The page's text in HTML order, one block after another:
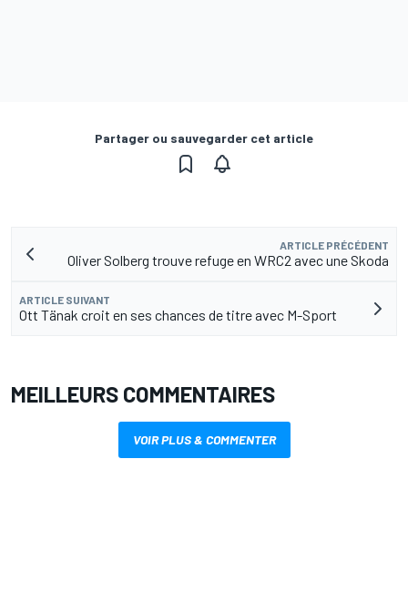
Partager ou sauvegarder cet article
ARTICLE PRÉCÉDENT
Oliver Solberg trouve refuge en WRC2 avec une Skoda
ARTICLE SUIVANT
Ott Tänak croit en ses chances de titre avec M-Sport
MEILLEURS COMMENTAIRES
VOIR PLUS & COMMENTER